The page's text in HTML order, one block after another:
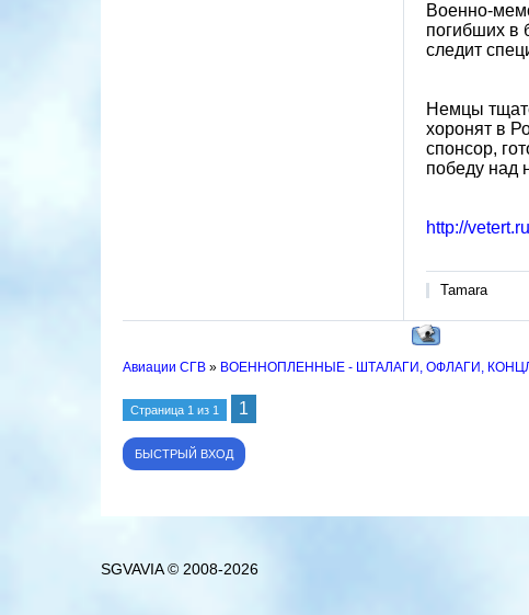
Военно-
погибших в
следит
Немцы
хоронят в
спонсор,
победу над
http://
Tamara
Авиации СГВ » ВОЕННОПЛЕННЫЕ - ШТАЛАГИ, ОФЛАГИ,
Страница 1 из 1 1
SGVAVIA © 2008-2026